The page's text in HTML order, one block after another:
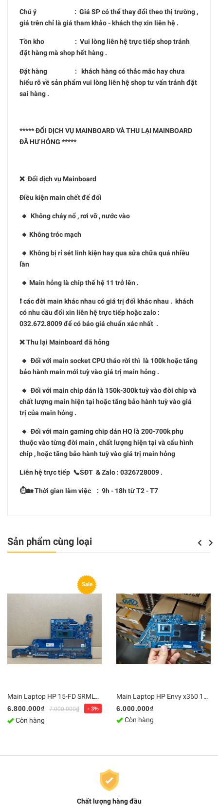
Chú ý : Giá SP có thể thay đổi theo thị trường ,
giá trên chỉ là giá tham khảo - khách thợ xin liên hệ .
Tồn kho : Vui lòng liên hệ trực tiếp shop tránh
đặt hàng mà shop hết hàng .
Đặt hàng : khách hàng có thắc mắc hay chưa
hiểu rõ về sản phẩm vui lòng liên hệ shop tư vấn tránh đặt
sai hàng .
***** ĐỔI DỊCH VỤ MAINBOARD VÀ THU LẠI MAINBOARD
ĐÃ HƯ HỎNG *****
❌ Đổi dịch vụ Mainboard
Điều kiện main chết để đổi
🔸 Không cháy nổ , rơi vỡ , nước vào
🔸 Không tróc mạch
🔸 Không bị rỉ sét linh kiện hay qua sửa chữa quá nhiều
lần
🔸 Main hỏng là chip thế hệ 11 trở lên .
❗️ các đời main khác nhau có giá trị đổi khác nhau . khách
có nhu cầu đổi xin liên hệ trực tiếp hoặc zalo :
032.672.8009 để có báo giá chuẩn xác nhất .
❌ Thu lại Mainboard đã hỏng
🔸 Đối với main socket CPU tháo rời thì là 100k hoặc tăng
bảo hành main mới tuỳ vào giá trị main hỏng .
🔸 Đối với main chip dán là 150k-300k tuỳ vào đời chip và
chất lượng main hiện tại hoặc tăng bảo hành tuỳ vào giá
trị của main hỏng .
🔸 Đối với main gaming chip dán HQ là 200-700k phụ
thuộc vào từng đời main , chất lượng hiện tại và cấu hình
chip , hoặc tăng bảo hành tuỳ vào giá trị main hỏng
Liên hệ trực tiếp 📞SĐT & Zalo : 0326728009 .
⏱🏡 Thời gian làm việc : 9h - 18h từ T2 - T7
Sản phẩm cùng loại Previous
Sale
Main Laptop HP 15-FD SRMLY / i7-1355U, DA0PDIMB8G0 | Bo mạch chủ Zin, Chính Hãng
6.800.000₫
7.000.000₫ - 3%
Còn hàng
Main Laptop HP Envy x360 14-fa0013dx Ryzen 5 8640HS / Ram 16GB - LA-N472P | Bo mạch chủ Zin [Chính Hãng]
6.000.000₫
Còn hàng
Next
Chất lượng hàng đầu